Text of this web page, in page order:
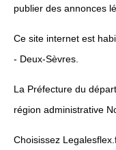
publier des annonces
Ce site internet est
- Deux-Sèvres.
La Préfecture du
région administrative
Choisissez